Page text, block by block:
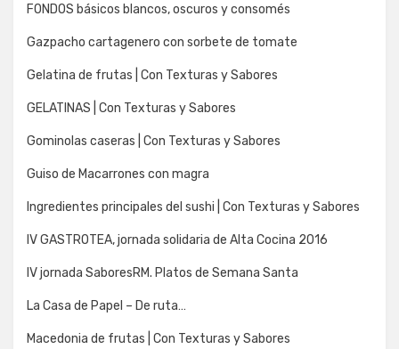
FONDOS básicos blancos, oscuros y consomés
Gazpacho cartagenero con sorbete de tomate
Gelatina de frutas | Con Texturas y Sabores
GELATINAS | Con Texturas y Sabores
Gominolas caseras | Con Texturas y Sabores
Guiso de Macarrones con magra
Ingredientes principales del sushi | Con Texturas y Sabores
IV GASTROTEA, jornada solidaria de Alta Cocina 2016
IV jornada SaboresRM. Platos de Semana Santa
La Casa de Papel – De ruta…
Macedonia de frutas | Con Texturas y Sabores